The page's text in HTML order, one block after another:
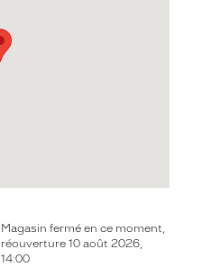
Magasin fermé en ce moment,
réouverture 10 août 2026,
14:00